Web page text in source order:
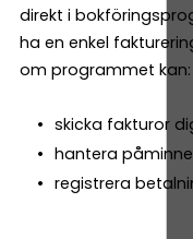
direkt i
ha en enkel
om programmet kan:
skicka fakturor
hantera
registrera